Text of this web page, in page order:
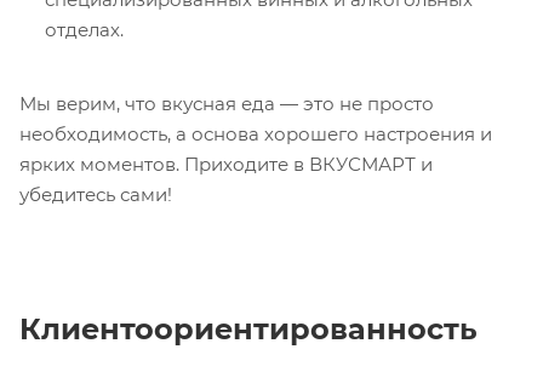
отделах.
Мы верим, что вкусная еда — это не просто
необходимость, а основа хорошего настроения и
ярких моментов. Приходите в ВКУСМАРТ и
убедитесь сами!
Клиентоориентированность